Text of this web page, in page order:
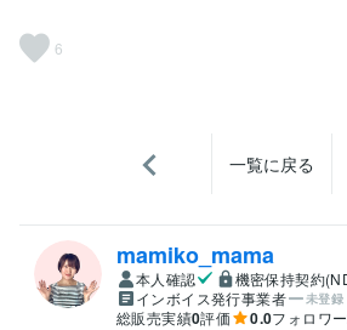
6
一覧に戻る
mamiko_mama
本人確認
機密保持契約
インボイス発行事業者
未登録
総販売実績0評価 0.0フォロワー